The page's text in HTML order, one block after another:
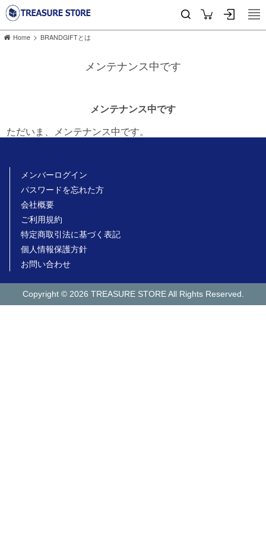
Home > BRANDGIFTとは
メンテナンス中です
メンテナンス中です
ただいま、メンテナンス中です。
メンバーログイン
パスワードを忘れた方
会社概要
ご利用規約
特定商取引法に基づく表記
個人情報保護方針
お問い合わせ
Copyright © 2026 TREASURE STORE All Rights Reserved.